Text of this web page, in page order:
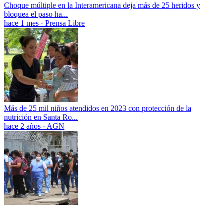
Choque múltiple en la Interamericana deja más de 25 heridos y
bloquea el paso ha...
hace 1 mes · Prensa Libre
Más de 25 mil niños atendidos en 2023 con protección de la
nutrición en Santa Ro...
hace 2 años · AGN